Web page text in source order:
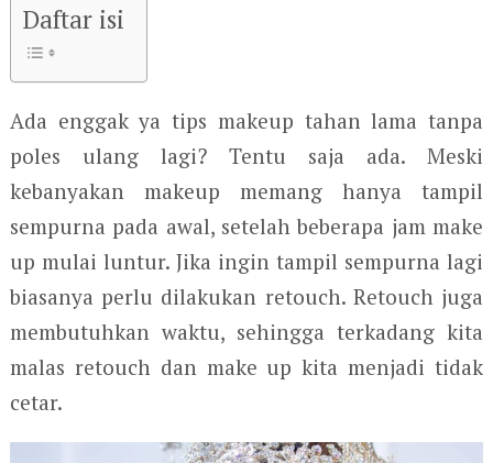
Daftar isi
Ada enggak ya tips makeup tahan lama tanpa
poles ulang lagi? Tentu saja ada. Meski
kebanyakan makeup memang hanya tampil
sempurna pada awal, setelah beberapa jam make
up mulai luntur. Jika ingin tampil sempurna lagi
biasanya perlu dilakukan retouch. Retouch juga
membutuhkan waktu, sehingga terkadang kita
malas retouch dan make up kita menjadi tidak
cetar.